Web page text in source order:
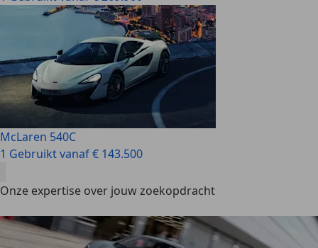
McLaren 540C
1 Gebruikt vanaf € 143.500
Onze expertise over jouw zoekopdracht